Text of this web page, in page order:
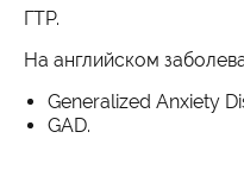
ГТР.
На английском
Generalized Anxiety
GAD.